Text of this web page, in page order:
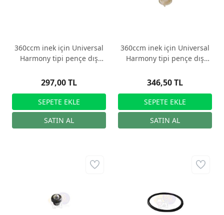
360ccm inek için Universal
Harmony tipi pençe dış
297,00 TL
360ccm inek için Universal
Harmony tipi pençe dış
346,50 TL